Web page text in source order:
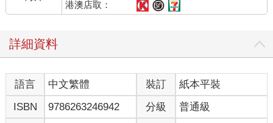
港澳店取：
詳細資料
語言 中文繁體 裝訂
紙本平裝
ISBN
9786263246942 分級 普通級